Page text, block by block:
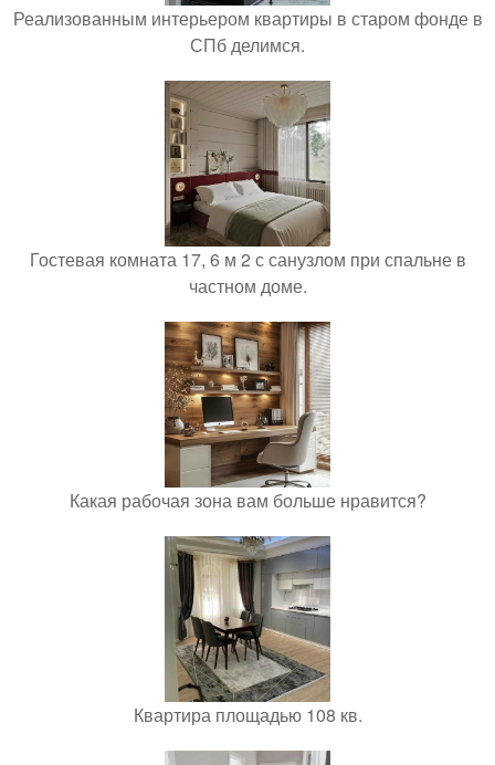
Реализованным интерьером квартиры в старом фонде в
СПб делимся.
Гостевая комната 17, 6 м 2 с санузлом при спальне в
частном доме.
Какая рабочая зона вам больше нравится?
Квартира площадью 108 кв.